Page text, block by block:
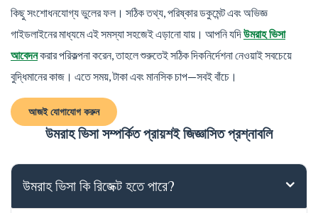
কিছু সংশোধনযোগ্য ভুলের ফল। সঠিক তথ্য, পরিষ্কার ডকুমেন্ট এবং অভিজ্ঞ
গাইডলাইনের মাধ্যমে এই সমস্যা সহজেই এড়ানো যায়। আপনি যদিউমরাহ ভিসা
আবেদনকরার পরিকল্পনা করেন, তাহলে শুরুতেই সঠিক দিকনির্দেশনা নেওয়াই সবচেয়ে
বুদ্ধিমানের কাজ। এতে সময়, টাকা এবং মানসিক চাপ—সবই বাঁচে।
আজই যোগাযোগ করুন
উমরাহ ভিসা সম্পর্কিত প্রায়শই জিজ্ঞাসিত প্রশ্নাবলি
উমরাহ ভিসা কি রিজেক্ট হতে পারে?